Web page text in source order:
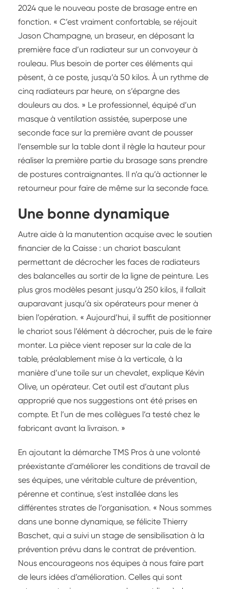
2024 que le nouveau poste de brasage entre en
fonction. « C’est vraiment confortable, se réjouit
Jason Champagne, un braseur, en déposant la
première face d’un radiateur sur un convoyeur à
rouleau. Plus besoin de porter ces éléments qui
pèsent, à ce poste, jusqu’à 50 kilos. À un rythme de
cinq radiateurs par heure, on s’épargne des
douleurs au dos. » Le professionnel, équipé d’un
masque à ventilation assistée, superpose une
seconde face sur la première avant de pousser
l’ensemble sur la table dont il règle la hauteur pour
réaliser la première partie du brasage sans prendre
de postures contraignantes. Il n’a qu’à actionner le
retourneur pour faire de même sur la seconde face.
Une bonne dynamique
Autre aide à la manutention acquise avec le soutien
financier de la Caisse : un chariot basculant
permettant de décrocher les faces de radiateurs
des balancelles au sortir de la ligne de peinture. Les
plus gros modèles pesant jusqu’à 250 kilos, il fallait
auparavant jusqu’à six opérateurs pour mener à
bien l’opération. « Aujourd’hui, il suffit de positionner
le chariot sous l’élément à décrocher, puis de le faire
monter. La pièce vient reposer sur la cale de la
table, préalablement mise à la verticale, à la
manière d’une toile sur un chevalet, explique Kévin
Olive, un opérateur. Cet outil est d’autant plus
approprié que nos suggestions ont été prises en
compte. Et l’un de mes collègues l’a testé chez le
fabricant avant la livraison. »
En ajoutant la démarche TMS Pros à une volonté
préexistante d’améliorer les conditions de travail de
ses équipes, une véritable culture de prévention,
pérenne et continue, s’est installée dans les
différentes strates de l’organisation. « Nous sommes
dans une bonne dynamique, se félicite Thierry
Baschet, qui a suivi un stage de sensibilisation à la
prévention prévu dans le contrat de prévention.
Nous encourageons nos équipes à nous faire part
de leurs idées d’amélioration. Celles qui sont